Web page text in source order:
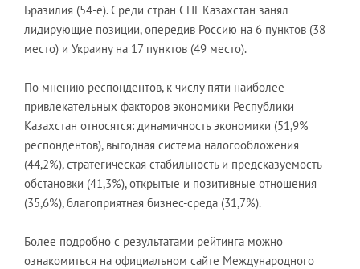
Бразилия (54-е). Среди стран СНГ Казахстан занял
лидирующие позиции, опередив Россию на 6 пунктов (38
место) и Украину на 17 пунктов (49 место).
По мнению респондентов, к числу пяти наиболее
привлекательных факторов экономики Республики
Казахстан относятся: динамичность экономики (51,9%
респондентов), выгодная система налогообложения
(44,2%), стратегическая стабильность и предсказуемость
обстановки (41,3%), открытые и позитивные отношения
(35,6%), благоприятная бизнес-среда (31,7%).
Более подробно с результатами рейтинга можно
ознакомиться на официальном сайте Международного